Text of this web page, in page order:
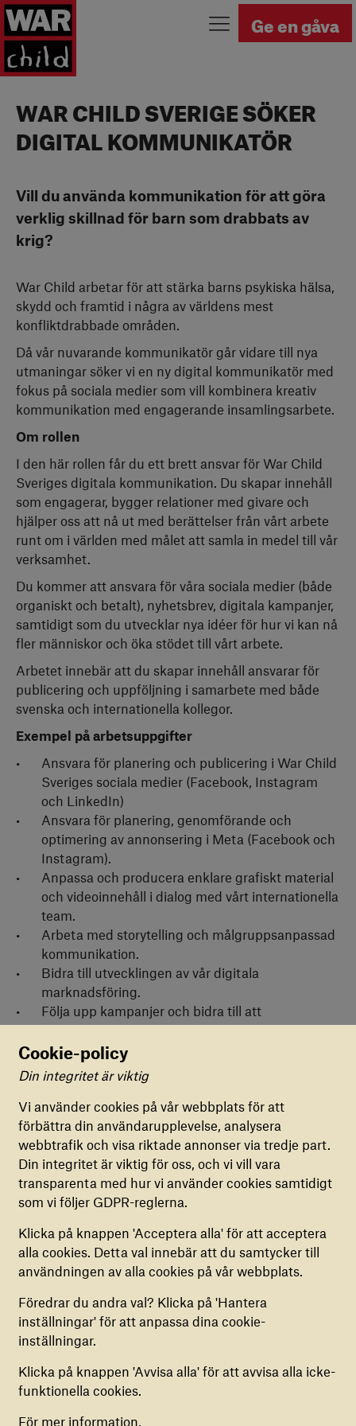
Tillbaka till startsidan Ge en gåva
WAR CHILD SVERIGE SÖKER
DIGITAL KOMMUNIKATÖR
Vill du använda kommunikation för att göra
verklig skillnad för barn som drabbats av
krig?
War Child arbetar för att stärka barns psykiska hälsa,
skydd och framtid i några av världens mest
konfliktdrabbade områden.
Då vår nuvarande kommunikatör går vidare till nya
utmaningar söker vi en ny digital kommunikatör med
fokus på sociala medier som vill kombinera kreativ
kommunikation med engagerande insamlingsarbete.
Om rollen
I den här rollen får du ett brett ansvar för War Child
Sveriges digitala kommunikation. Du skapar innehåll
som engagerar, bygger relationer med givare och
hjälper oss att nå ut med berättelser från vårt arbete
runt om i världen med målet att samla in medel till vår
verksamhet.
Du kommer att ansvara för våra sociala medier (både
organiskt och betalt), nyhetsbrev, digitala kampanjer,
samtidigt som du utvecklar nya idéer för hur vi kan nå
fler människor och öka stödet till vårt arbete.
Arbetet innebär att du skapar innehåll ansvarar för
publicering och uppföljning i samarbete med både
svenska och internationella kollegor.
Exempel på arbetsuppgifter
Ansvara för planering och publicering i War Child
Sveriges sociala medier (Facebook, Instagram
och LinkedIn)
Ansvara för planering, genomförande och
optimering av annonsering i Meta (Facebook och
Instagram).
Anpassa och producera enklare grafiskt material
och videoinnehåll i dialog med vårt internationella
team.
Arbeta med storytelling och målgruppsanpassad
kommunikation.
Bidra till utvecklingen av vår digitala
marknadsföring.
Följa upp kampanjer och bidra till att
organisationen når sina mål för insamling och
engagemang.
Vi söker dig som
Är en stjärna på sociala medier och digital
innehållsproduktion.
Är en skicklig skribent på svenska och engelska.
Har erfarenhet av annonsering i Meta
(publicering, analys och optimering)
Är kreativ och har ett öga för engagerande
Är strukturerad, självgående och van att jobba i
flera kanaler samtidigt.
Trivs i en mindre organisation där samarbete,
initiativförmåga och flexibilitet är viktiga.
Det är meriterande om du har erfarenhet
av webbpublicering, Google Ads, insamlingsarbete,
Vi erbjuder
Hos War Child blir du en del av ett litet, engagerat och
Inställningar för cookies
FUNKTIONELLA COOKIES
Dessa cookies är nödvändiga för att vår
webbplats ska fungera korrekt. De kan inte
inaktiveras.
COOKIES FÖR ANALYS
Dessa cookies hjälper oss att samla in anonym
information om hur vår webbplats används. Du
kan aktivera eller inaktivera dem.
COOKIES FÖR MARKNADSFÖRING
Vi använder dessa cookies för att anpassa din
upplevelse och förse dig med skräddarsytt
innehåll. Du har möjlighet att aktivera eller
Cookie-policy
Din integritet är viktig
Vi använder cookies på vår webbplats för att
förbättra din användarupplevelse, analysera
webbtrafik och visa riktade annonser via tredje part.
Din integritet är viktig för oss, och vi vill vara
transparenta med hur vi använder cookies samtidigt
som vi följer GDPR-reglerna.
Klicka på knappen 'Acceptera alla' för att acceptera
alla cookies. Detta val innebär att du samtycker till
användningen av alla cookies på vår webbplats.
Föredrar du andra val? Klicka på 'Hantera
inställningar' för att anpassa dina cookie-
inställningar.
Klicka på knappen 'Avvisa alla' för att avvisa alla icke-
funktionella cookies.
För mer information,